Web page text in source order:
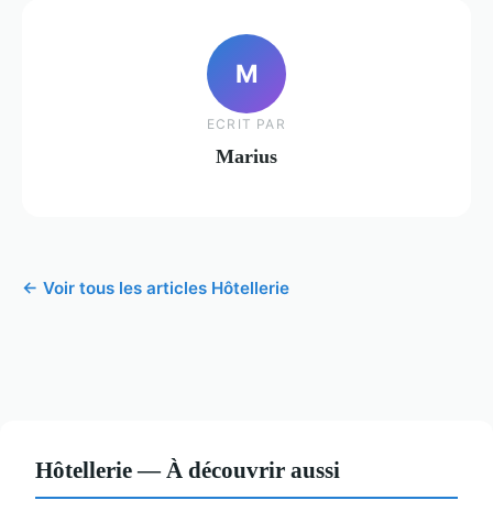
M
ECRIT PAR
Marius
← Voir tous les articles Hôtellerie
Hôtellerie — À découvrir aussi